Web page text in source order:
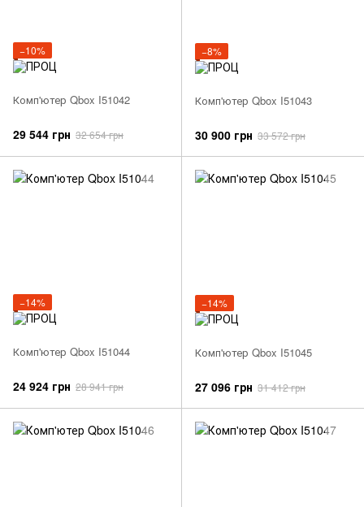
−10%
Комп'ютер Qbox I51042
29 544 грн 32 654 грн
−8%
Комп'ютер Qbox I51043
30 900 грн 33 572 грн
−14%
Комп'ютер Qbox I51044
24 924 грн 28 941 грн
−14%
Комп'ютер Qbox I51045
27 096 грн 31 412 грн